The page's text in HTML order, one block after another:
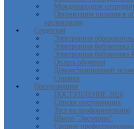
Международное
Организация питания в
организации
Студентам
Электронная
Электронная библиотека
Электронная библиотека
Оплата обучения
Демонстрационный
Справки
Поступающим
ПОСТУПЛЕНИЕ 2026
Списки поступающих
Тест на профориентацию
Школа "Экстернат"
Среднее